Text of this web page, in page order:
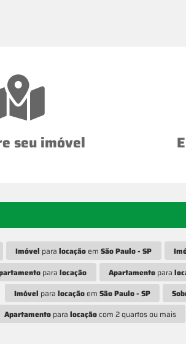
seu imóvel
Imóvel paralocaçãoemSão Paulo - SP
paralocação Apartamentopara
Imóvel paralocaçãoemSão Paulo - SP
Apartamentopara locaçãocom 2 quartos ou mais